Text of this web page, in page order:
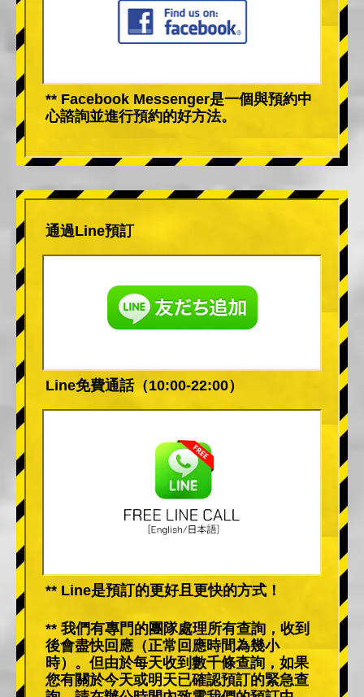
** Facebook Messenger是一個與預約中
心諮詢並進行預約的好方法。
通過Line預訂
Line免費通話（10:00-22:00）
** Line是預訂的更好且更快的方式！
** 我們有專門的團隊處理所有查詢，收到
後會盡快回應（正常回應時間為幾小
時）。但由於每天收到數千條查詢，如果
您有關於今天或明天已確認預訂的緊急查